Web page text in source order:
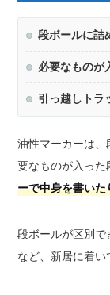
段ボールに詰
必要なものが
引っ越しトラ
油性マーカーは
要なものが入っ
ーで中身を書い
段ボールが区別
など、新居に着い